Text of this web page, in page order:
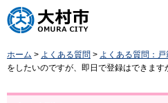
大村市
ホーム > よくある質問 > よくある質問：
をしたいのですが、即日で登録はできます